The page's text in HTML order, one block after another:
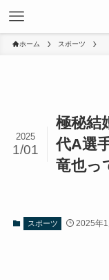
ホーム スポーツ
極秘結
代A選
竜也っ
2025
1/01
スポーツ 2025年1